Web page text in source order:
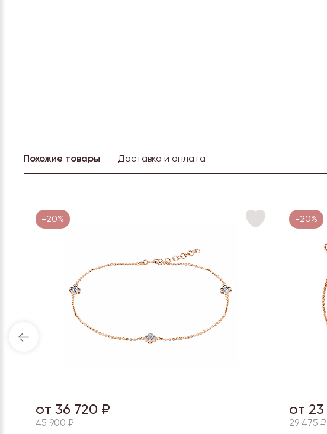
Похожие товары Доставка и оплата
-20%
от 36 720 ₽
45 900 ₽
-20%
от
29 475 ₽